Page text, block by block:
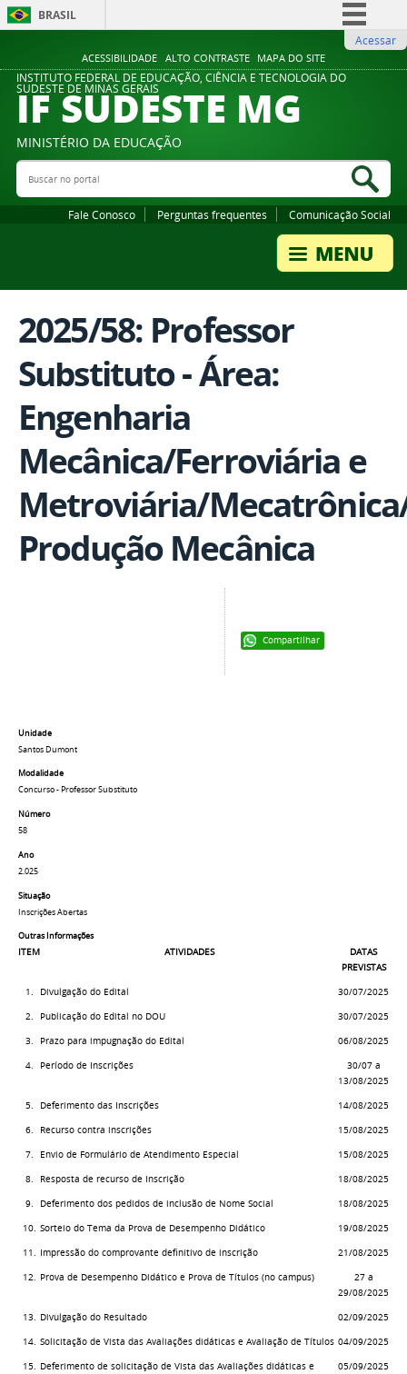
ACESSIBILIDADE ALTO CONTRASTE MAPA DO SITE
BRASIL
Comunica BR
Participe
Legislação
Acessar
INSTITUTO FEDERAL DE EDUCAÇÃO, CIÊNCIA E TECNOLOGIA DO
SUDESTE DE MINAS GERAIS
IF SUDESTE MG
MINISTÉRIO DA EDUCAÇÃO
Buscar no portal
Fale Conosco Perguntas frequentes Comunicação Social
2025/58: Professor
Substituto - Área:
Engenharia
Mecânica/Ferroviária e
Metroviária/
Produção Mecânica
Compartilhar
Unidade
Santos Dumont
Modalidade
Concurso - Professor Substituto
Número
58
Ano
2.025
Situação
Inscrições Abertas
Outras Informações
ITEM ATIVIDADES
DATAS
PREVISTAS
1. Divulgação do Edital 30/07/2025
2. Publicação do Edital no DOU 30/07/2025
3. Prazo para impugnação do Edital 06/08/2025
4. Período de Inscrições
30/07 a
13/08/2025
5. Deferimento das Inscrições 14/08/2025
6. Recurso contra inscrições 15/08/2025
7. Envio de Formulário de Atendimento Especial 15/08/2025
8. Resposta de recurso de Inscrição 18/08/2025
9. Deferimento dos pedidos de inclusão de Nome Social 18/08/2025
10. Sorteio do Tema da Prova de Desempenho Didático 19/08/2025
11. Impressão do comprovante definitivo de inscrição 21/08/2025
12. Prova de Desempenho Didático e Prova de Títulos (no campus)
27 a
29/08/2025
13. Divulgação do Resultado 02/09/2025
14. Solicitação de Vista das Avaliações didáticas e Avaliação de Títulos 04/09/2025
15. Deferimento de solicitação de Vista das Avaliações didáticas e
05/09/2025